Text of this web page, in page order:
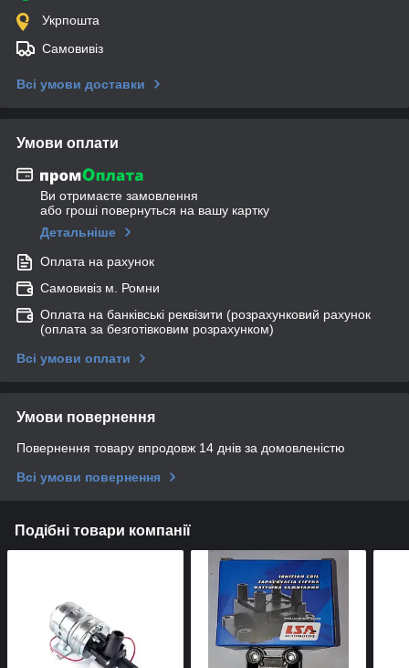
Укрпошта
Самовивіз
Всі умови доставки
Умови оплати
Ви отримаєте замовлення
або гроші повернуться на вашу картку
Детальніше
Оплата на рахунок
Самовивіз м. Ромни
Оплата на банківські реквізити (розрахунковий рахунок
(оплата за безготівковим розрахунком)
Всі умови оплати
Умови повернення
Повернення товару впродовж 14 днів за домовленістю
Всі умови повернення
Подібні товари компанії